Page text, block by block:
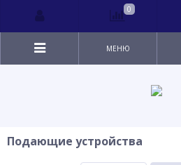
МЕНЮ
Подающие устройства
0